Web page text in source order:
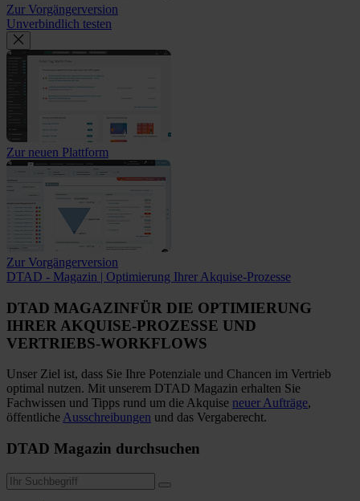
Zur Vorgängerversion
Unverbindlich testen
Zur neuen Plattform
Zur Vorgängerversion
DTAD - Magazin | Optimierung Ihrer Akquise-Prozesse
DTAD MAGAZINFÜR DIE OPTIMIERUNG
IHRER AKQUISE-PROZESSE UND
VERTRIEBS-WORKFLOWS
Unser Ziel ist, dass Sie Ihre Potenziale und Chancen im Vertrieb
optimal nutzen. Mit unserem DTAD Magazin erhalten Sie
Fachwissen und Tipps rund um die Akquise neuer Aufträge,
öffentlicheAusschreibungen und das Vergaberecht.
DTAD Magazin durchsuchen